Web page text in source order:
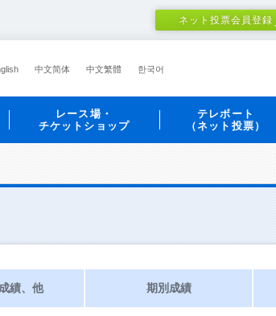
ネット投票会員登録
中文简体 中文繁體 한국어
レース場・
チケットショップ
テレボート
（ネット投票）
績、他 期別成績